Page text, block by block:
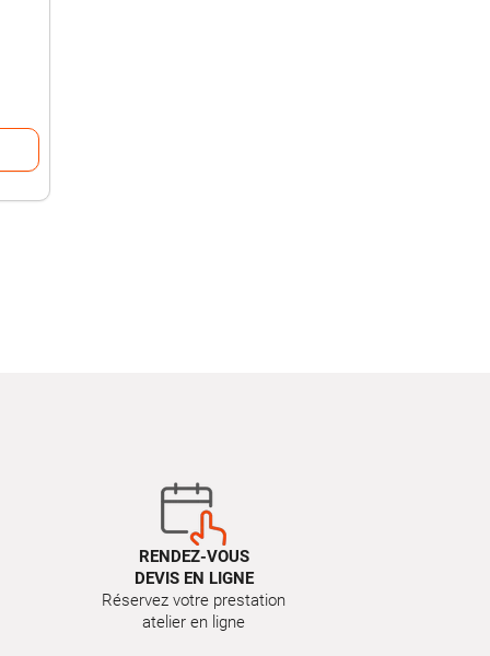
RENDEZ-VOUS
DEVIS EN LIGNE
Réservez votre prestation
atelier en ligne